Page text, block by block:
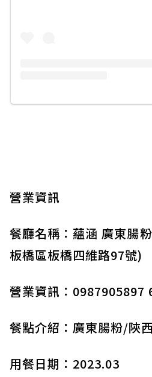
營業資訊
餐廳名稱：蘊涵 廣東腸
板橋區板橋四維路97號)
營業資訊：0987905897
餐點介紹：廣東腸粉/陝
用餐日期：2023.03